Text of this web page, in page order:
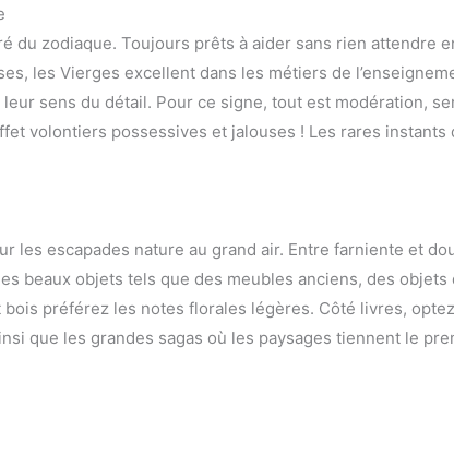
du zodiaque. Toujours prêts à aider sans rien attendre
les Vierges excellent dans les métiers de
leur sens du détail. Pour ce signe, tout est
volontiers possessives et jalouses ! Les rares
les escapades nature au grand air. Entre farniente et
beaux objets tels que des meubles anciens, des
préférez les notes florales légères. Côté livres,
que les grandes sagas où les paysages tiennent le